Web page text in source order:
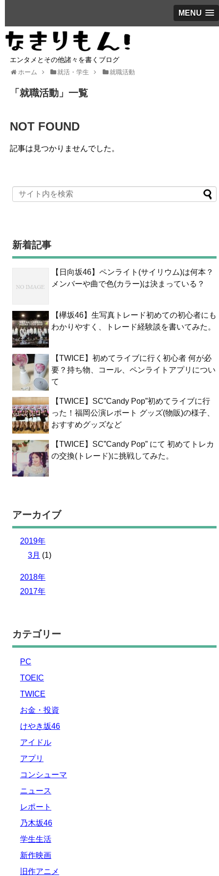
MENU
エンタメとその他諸々を書くブログ
ホーム 就活・学生 就職活動
「 就職活動 」 一覧
NOT FOUND
記事は見つかりませんでした。
新着記事
【日向坂46】ペンライト(サイリウム)は何本？
メンバーや曲で色(カラー)は決まっている？
【欅坂46】生写真トレード初めての初心者にも
わかりやすく、トレード経験談を書いてみた。
【TWICE】初めてライブに行く初心者 何が必
要？持ち物、コール、ペンライトアプリについ
て
【TWICE】SC”Candy Pop”初めてライブに行
った！福岡公演レポート グッズ(物販)の様子、
おすすめグッズなど
【TWICE】SC”Candy Pop” にて 初めてトレカ
の交換(トレード)に挑戦してみた。
アーカイブ
2019年
3月 (1)
2018年
2017年
カテゴリー
PC
TOEIC
TWICE
お金・投資
けやき坂46
アイドル
アプリ
コンシューマ
ニュース
レポート
乃木坂46
学生生活
新作映画
旧作アニメ